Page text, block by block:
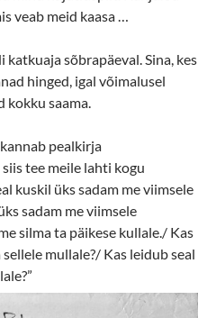
veab meid kaasa …
sõbrapäeval. Sina, kes
hinged, igal võimalusel
kokku saama.
pealkirja
siis tee meile lahti kogu
kuskil üks sadam me viimsele
sadam me viimsele
silma ta päikese kullale./ Kas
mullale?/ Kas leidub seal